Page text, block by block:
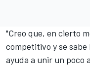
"Creo que, en cierto
competitivo y se sabe
ayuda a unir un poco